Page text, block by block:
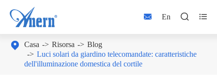
 En  
 Casa Risorsa
Blog
Luci solari da giardino telecomandate: caratteristiche
dell'illuminazione domestica del cortile